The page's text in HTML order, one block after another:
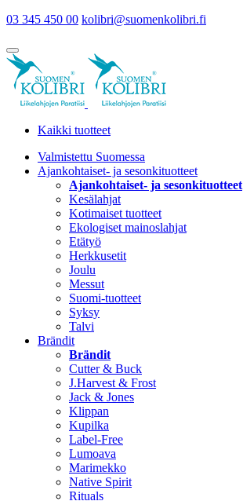
03 345 450 00 kolibri@suomenkolibri.fi
Kaikki tuotteet
Valmistettu Suomessa
Ajankohtaiset- ja sesonkituotteet
Ajankohtaiset- ja sesonkituotteet
Kesälahjat
Kotimaiset tuotteet
Ekologiset mainoslahjat
Etätyö
Herkkusetit
Joulu
Messut
Suomi-tuotteet
Syksy
Talvi
Brändit
Brändit
Cutter & Buck
J.Harvest & Frost
Jack & Jones
Klippan
Kupilka
Label-Free
Lumoava
Marimekko
Native Spirit
Rituals